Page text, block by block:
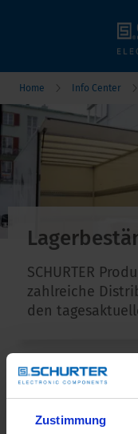
Zustimmung
Home Info Center
SCHURTER
zahlreiche
den